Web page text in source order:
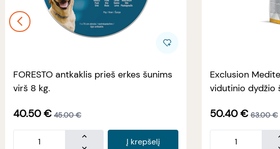
FORESTO antkaklis prieš erkes šunims
virš 8 kg.
40.50€ 45.00 €
Į krepšelį
Exclusion
vidutinio dydžio
50.40€ 63.00 €